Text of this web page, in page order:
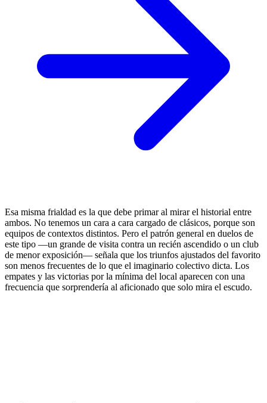
Esa misma frialdad es la que debe primar al mirar el historial entre
ambos. No tenemos un cara a cara cargado de clásicos, porque son
equipos de contextos distintos. Pero el patrón general en duelos de
este tipo —un grande de visita contra un recién ascendido o un club
de menor exposición— señala que los triunfos ajustados del favorito
son menos frecuentes de lo que el imaginario colectivo dicta. Los
empates y las victorias por la mínima del local aparecen con una
frecuencia que sorprendería al aficionado que solo mira el escudo.